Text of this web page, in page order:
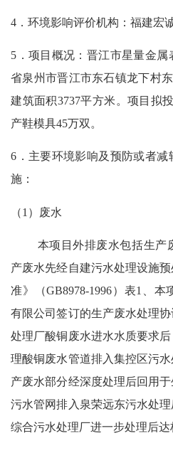
4．环境影响评价机构：福建宏
5．项目概况：晋江市星量金
省泉州市晋江市东石镇龙下村
建筑面积3737平方米。项目拟
产鞋模具45万双。
6．主要环境影响及预防或者
施：
（1）废水
本项目外排废水包括生产
产废水先经自建污水处理设施
准》（GB8978-1996）表1、
有限公司签订的生产废水处理
处理厂酸铜废水进水水质要求
理酸铜废水管道排入集控区污
产废水部分经深度处理后回用
污水管网排入泉荣远东污水处
综合污水处理厂进一步处理后达